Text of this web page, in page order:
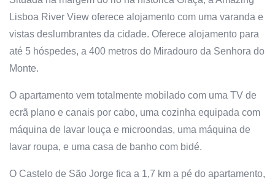
Lisboa River View oferece alojamento com uma varanda e
vistas deslumbrantes da cidade. Oferece alojamento para
até 5 hóspedes, a 400 metros do Miradouro da Senhora do
Monte.
O apartamento vem totalmente mobilado com uma TV de
ecrã plano e canais por cabo, uma cozinha equipada com
máquina de lavar louça e microondas, uma máquina de
lavar roupa, e uma casa de banho com bidé.
O Castelo de São Jorge fica a 1,7 km a pé do apartamento,